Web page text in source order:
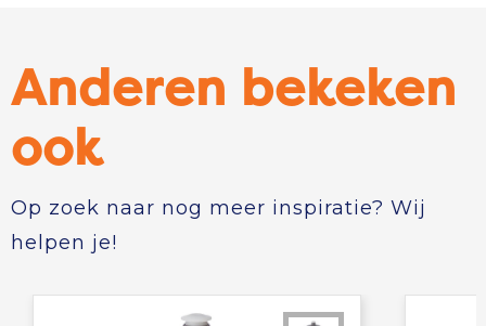
Anderen bekeken
ook
Op zoek naar nog meer inspiratie? Wij
helpen je!